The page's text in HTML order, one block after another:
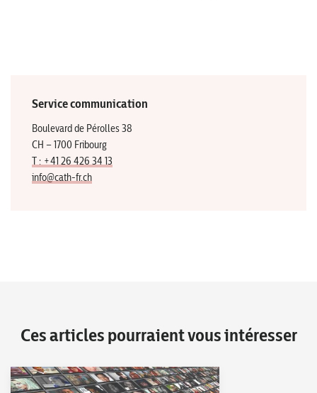
Service communication
Boulevard de Pérolles 38
CH – 1700 Fribourg
T : +41 26 426 34 13
info@cath-fr.ch
Ces articles pourraient vous intéresser